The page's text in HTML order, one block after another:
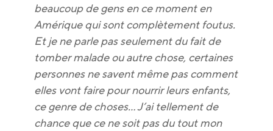
beaucoup de gens en ce moment en
Amérique qui sont complètement foutus.
Et je ne parle pas seulement du fait de
tomber malade ou autre chose, certaines
personnes ne savent même pas comment
elles vont faire pour nourrir leurs enfants,
ce genre de choses… J’ai tellement de
chance que ce ne soit pas du tout mon